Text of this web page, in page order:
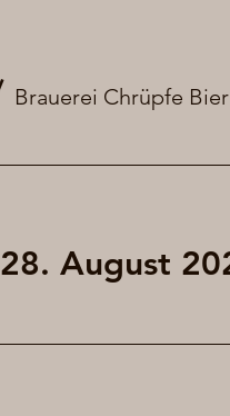
Brauerei Chrüpfe Bier